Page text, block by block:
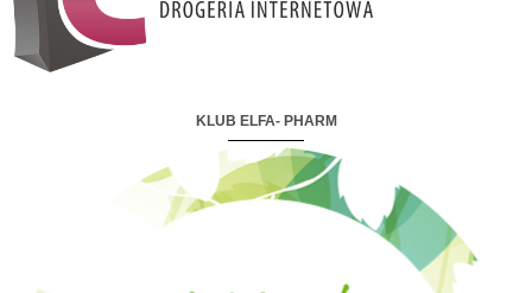
KLUB ELFA- PHARM